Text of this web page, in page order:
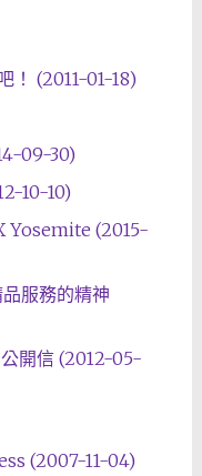
！ (2011-01-18)
09-30)
10-10)
Yosemite (2015-
服務的精神
開信 (2012-05-
(2007-11-04)